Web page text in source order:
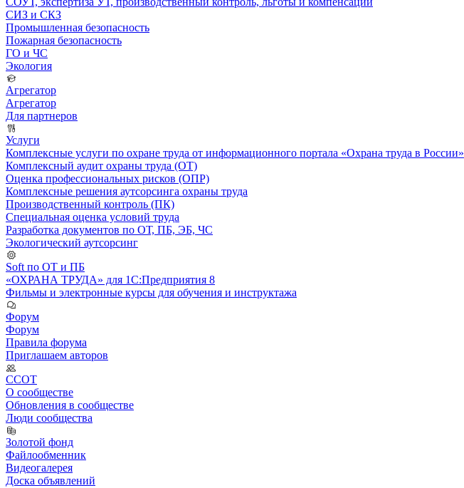
СИЗ и СКЗ
Промышленная безопасность
Пожарная безопасность
ГО и ЧС
Экология
Агрегатор
Агрегатор
Для партнеров
Услуги
Комплексные услуги по охране труда от информационного портала «Охрана труда в России»
Комплексный аудит охраны труда (ОТ)
Оценка профессиональных рисков (ОПР)
Комплексные решения аутсорсинга охраны труда
Производственный контроль (ПК)
Специальная оценка условий труда
Разработка документов по ОТ, ПБ, ЭБ, ЧС
Экологический аутсорсинг
Soft по ОТ и ПБ
«ОХРАНА ТРУДА» для 1С:Предприятия 8
Фильмы и электронные курсы для обучения и инструктажа
Форум
Форум
Правила форума
Приглашаем авторов
ССОТ
О сообществе
Обновления в сообществе
Люди сообщества
Золотой фонд
Файлообменник
Видеогалерея
Доска объявлений